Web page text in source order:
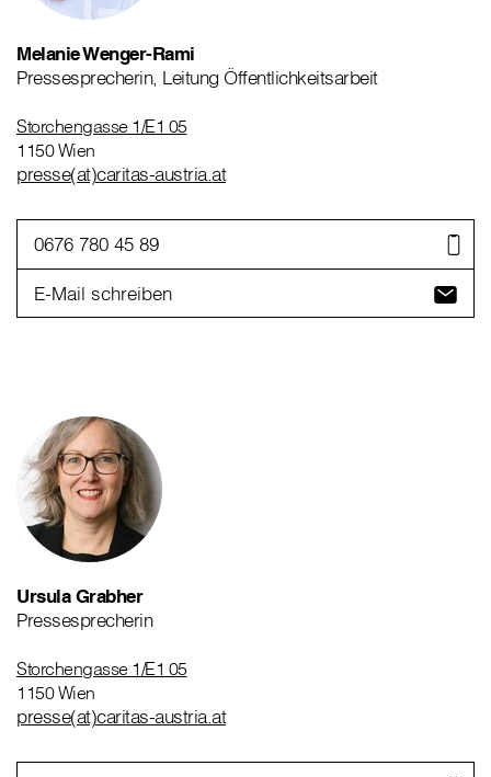
Melanie Wenger-Rami
Pressesprecherin, Leitung Öffentlichkeitsarbeit
Storchengasse 1/E1 05
1150 Wien
presse(at)caritas-austria.at
0676 780 45 89
E-Mail schreiben
Ursula Grabher
Pressesprecherin
Storchengasse 1/E1 05
1150 Wien
presse(at)caritas-austria.at